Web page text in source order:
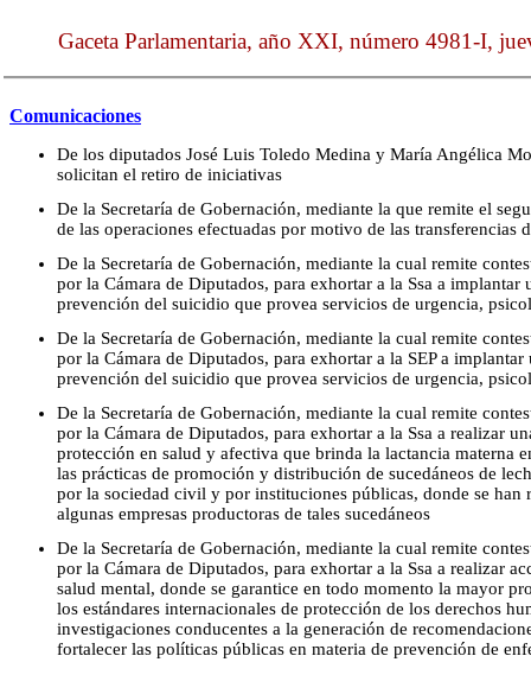
Gaceta Parlamentaria, año XXI, número 4981-I,
Comunicaciones
De los diputados José Luis Toledo Medina y María Angélica
solicitan el retiro de iniciativas
De la Secretaría de Gobernación, mediante la que remite el
de las operaciones efectuadas por motivo de las transferencias
De la Secretaría de Gobernación, mediante la cual remite
por la Cámara de Diputados, para exhortar a la Ssa a implantar
prevención del suicidio que provea servicios de urgencia,
De la Secretaría de Gobernación, mediante la cual remite
por la Cámara de Diputados, para exhortar a la SEP a implantar
prevención del suicidio que provea servicios de urgencia,
De la Secretaría de Gobernación, mediante la cual remite
por la Cámara de Diputados, para exhortar a la Ssa a realizar
protección en salud y afectiva que brinda la lactancia materna
las prácticas de promoción y distribución de sucedáneos de
por la sociedad civil y por instituciones públicas, donde se han
algunas empresas productoras de tales sucedáneos
De la Secretaría de Gobernación, mediante la cual remite
por la Cámara de Diputados, para exhortar a la Ssa a realizar
salud mental, donde se garantice en todo momento la mayor
los estándares internacionales de protección de los derechos
investigaciones conducentes a la generación de
fortalecer las políticas públicas en materia de prevención de